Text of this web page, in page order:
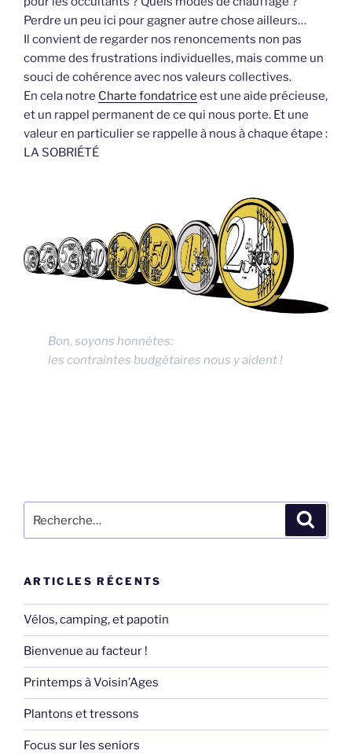
Perdre un peu ici pour gagner autre chose ailleurs…
Il convient de regarder nos renoncements non pas
comme des frustrations individuelles, mais comme un
souci de cohérence avec nos valeurs collectives.
En cela notre Charte fondatrice est une aide précieuse,
et un rappel permanent de ce qui nous porte. Et une
valeur en particulier se rappelle à nous à chaque étape :
LA SOBRIÉTÉ
Bon, soyons honnêtes:
les contraintes budgétaires nous y aident !
pour
ARTICLES RÉCENTS
Vélos, camping, et papotin
Bienvenue au facteur !
Printemps à Voisin’Ages
Plantons et tressons
Focus sur les seniors